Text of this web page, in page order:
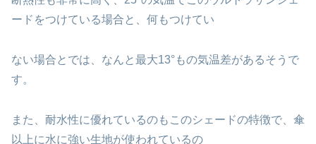
ードをつけている場合と、何もつけてい
ない場合とでは、なんと最大13°もの気温差があるそうで
す。
また、耐水性に優れているのもこのシェードの特徴で、傘
以上に水に強い生地が使われているの